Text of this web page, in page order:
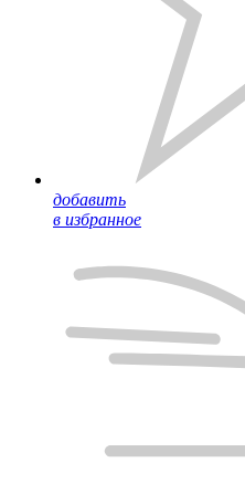
добавить
в избранное